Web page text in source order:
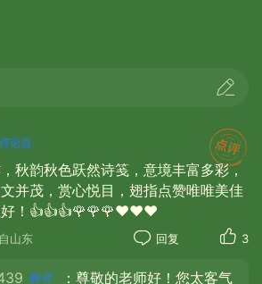
美在岁月中绽放
高贵
烈 用画笔勾勒
秋韵秋色跃然诗笺，意境丰富多彩，
并茂，赏心悦目，翅指点赞唯唯美佳
好！👍👍👍🌹🌹🌹❤️❤️❤️
山东 回复 3
：尊敬的老师好！您太客气